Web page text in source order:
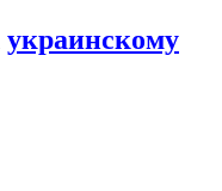
украинскому